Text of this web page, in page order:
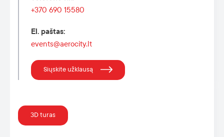
3D turas
+370 690 15580
El. paštas:
events@aerocity.lt
Siųskite užklausą